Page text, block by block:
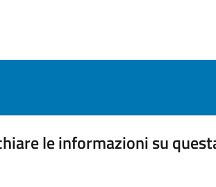
le informazioni su